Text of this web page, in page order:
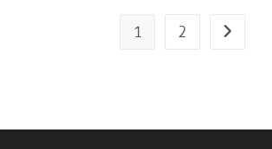
1 2